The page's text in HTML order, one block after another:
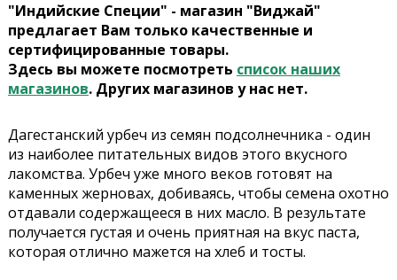
"Индийские Специи" - магазин "Виджай"
предлагает Вам только качественные и
сертифицированные товары.
Здесь вы можете посмотреть список наших
магазинов. Других магазинов у нас нет.
Дагестанский урбеч из семян подсолнечника - один
из наиболее питательных видов этого вкусного
лакомства. Урбеч уже много веков готовят на
каменных жерновах, добиваясь, чтобы семена охотно
отдавали содержащееся в них масло. В результате
получается густая и очень приятная на вкус паста,
которая отлично мажется на хлеб и тосты.